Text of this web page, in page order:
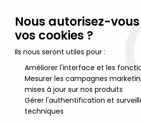
France - Vente à
Accueil>Abeilles (les) - Bully>Les
1975 - Abeille Volante
Nous autorisez-
vos cookies ?
Ils nous seront utiles pour :
Améliorer l'interface et les
Mesurer les campagnes
mises à jour sur nos produits
Gérer l'authentification et
techniques